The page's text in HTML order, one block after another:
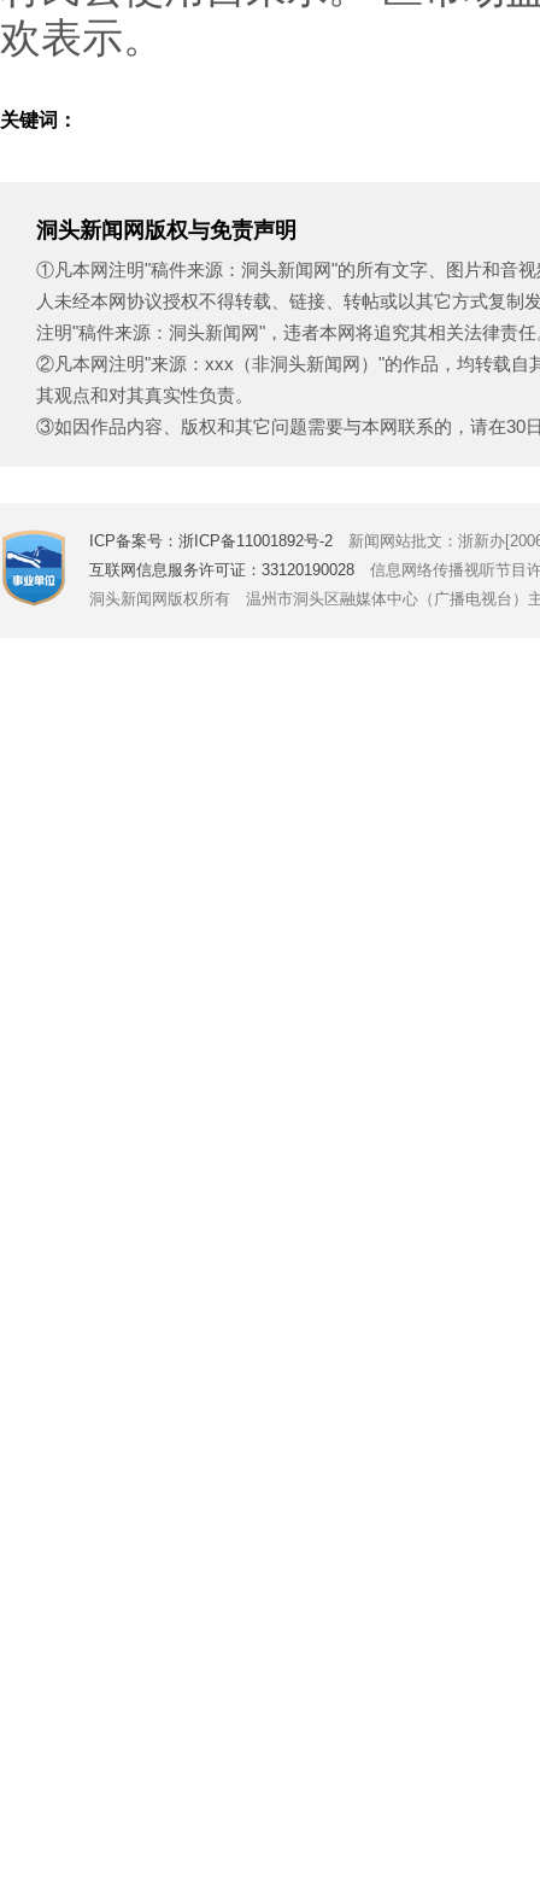
欢表示。
关键词：
洞头新闻网版权与免责声明
①凡本网注明"稿件来源：洞头新闻网"的所有文字、图片和音
人未经本网协议授权不得转载、链接、转帖或以其它方式复
注明"稿件来源：洞头新闻网"，违者本网将追究其相关法律责任
②凡本网注明"来源：xxx（非洞头新闻网）"的作品，均转载自
其观点和对其真实性负责。
③如因作品内容、版权和其它问题需要与本网联系的，请在30
ICP备案号：浙ICP备11001892号-2 新闻网站批文：浙新办
互联网信息服务许可证：33120190028 信息网络传播视听节目
洞头新闻网版权所有 温州市洞头区融媒体中心（广播电视台）